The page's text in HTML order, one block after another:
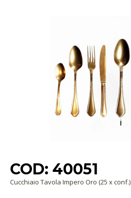
COD: 40051
Cucchiaio Tavola Impero Oro (25 x conf.)